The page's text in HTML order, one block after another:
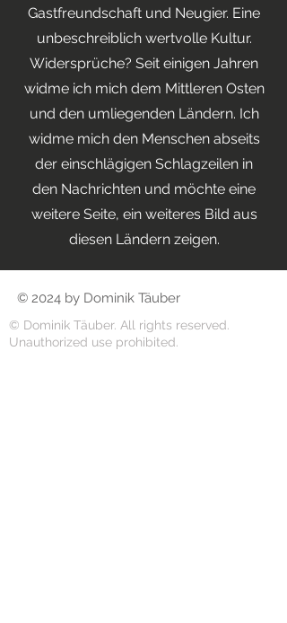
Gastfreundschaft und Neugier. Eine
unbeschreiblich wertvolle Kultur.
Widersprüche? Seit einigen Jahren
widme ich mich dem Mittleren Osten
und den umliegenden Ländern. Ich
widme mich den Menschen abseits
der einschlägigen Schlagzeilen in
den Nachrichten und möchte eine
weitere Seite, ein weiteres Bild aus
diesen Ländern zeigen.
© 2024 by Dominik Täuber
© Dominik Täuber. All rights reserved.
Unauthorized use prohibited.